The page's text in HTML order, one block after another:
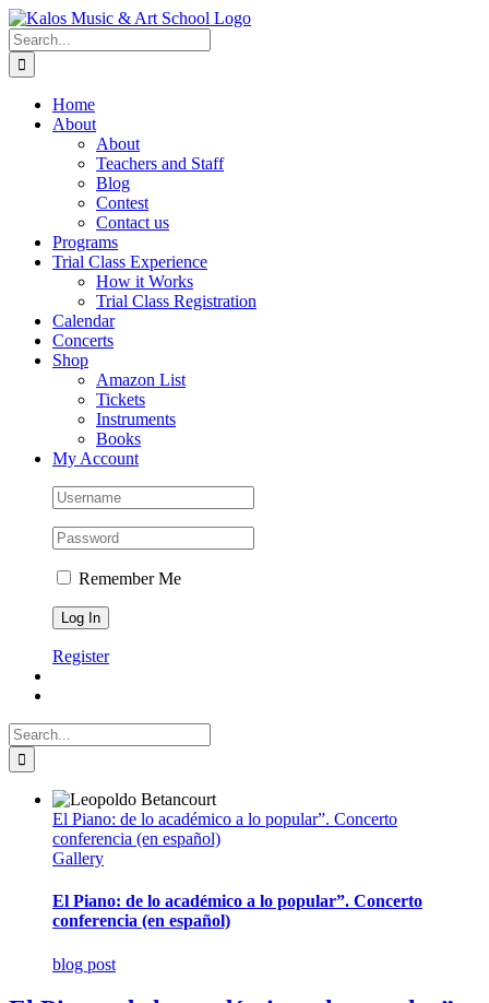
Skip
to
content
Search
for:
Home
About
About
Teachers and Staff
Blog
Contest
Contact us
Programs
Trial Class Experience
How it Works
Trial Class Registration
Calendar
Concerts
Shop
Amazon List
Tickets
Instruments
Books
My Account
Remember Me
Register
Search
for:
El Piano: de lo académico a lo popular”. Concerto
conferencia (en español)
Gallery
El Piano: de lo académico a lo popular”. Concerto
conferencia (en español)
blog post